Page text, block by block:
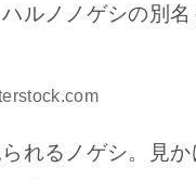
ルノノゲシの別名
れるノゲシ。見